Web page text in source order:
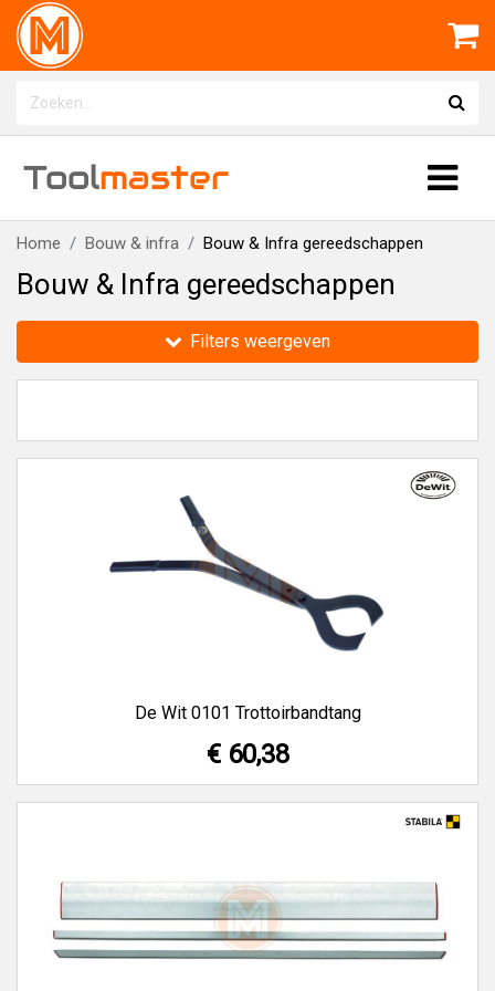
Toolmaster
Home Bouw & infra Bouw & Infra gereedschappen
Bouw & Infra gereedschappen
Filters weergeven
De Wit 0101 Trottoirbandtang
€ 60,38